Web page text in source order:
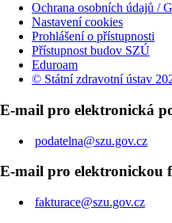
Ochrana osobních údajů /
Nastavení cookies
Prohlášení o přístupnosti
Přístupnost budov SZÚ
Eduroam
© Státní zdravotní ústav
E-mail pro elektronická
podatelna@szu.gov.cz
E-mail pro elektronickou
fakturace@szu.gov.cz